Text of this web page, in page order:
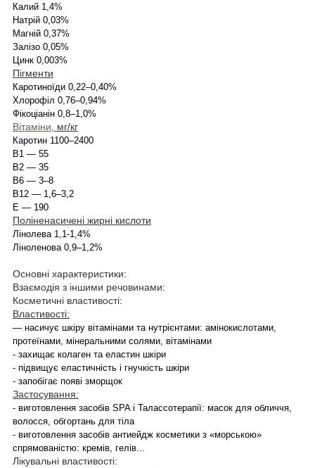
Калий 1,4%
Натрій 0,03%
Магній 0,37%
Залізо 0,05%
Цинк 0,003%
Пігменти
Каротиноїди 0,22–0,40%
Хлорофіл 0,76–0,94%
Фікоціанін 0,8–1,0%
Вітаміни , мг/кг
Каротин 1100–2400
В1 — 55
В2 — 35
В6 ― 3–8
В12 ― 1,6–3,2
Е ― 190
Поліненасичені жирні кислоти
Лінолева 1,1-1,4%
Ліноленова 0,9–1,2%
Основні характеристики:
Взаємодія з іншими речовинами:
Косметичні властивості:
Властивості:
— насичує шкіру вітамінами та нутрієнтами: амінокислотами,
протеїнами, мінеральними солями, вітамінами
- захищає колаген та еластин шкіри
- підвищує еластичність і гнучкість шкіри
- запобігає появі зморщок
Застосування:
- виготовлення засобів SPA і Талассотерапії: масок для обличчя,
волосся, обгортань для тіла
- виготовлення засобів антиейдж косметики з «морською»
спрямованістю: кремів, гелів...
Лікувальні властивості: